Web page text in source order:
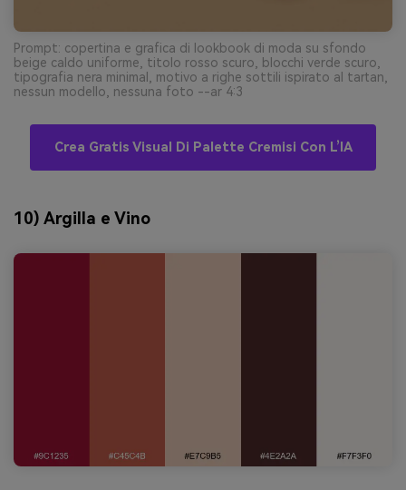
Prompt: copertina e grafica di lookbook di moda su sfondo
beige caldo uniforme, titolo rosso scuro, blocchi verde scuro,
tipografia nera minimal, motivo a righe sottili ispirato al tartan,
nessun modello, nessuna foto --ar 4:3
Crea Gratis Visual Di Palette Cremisi Con L’IA
10) Argilla e Vino